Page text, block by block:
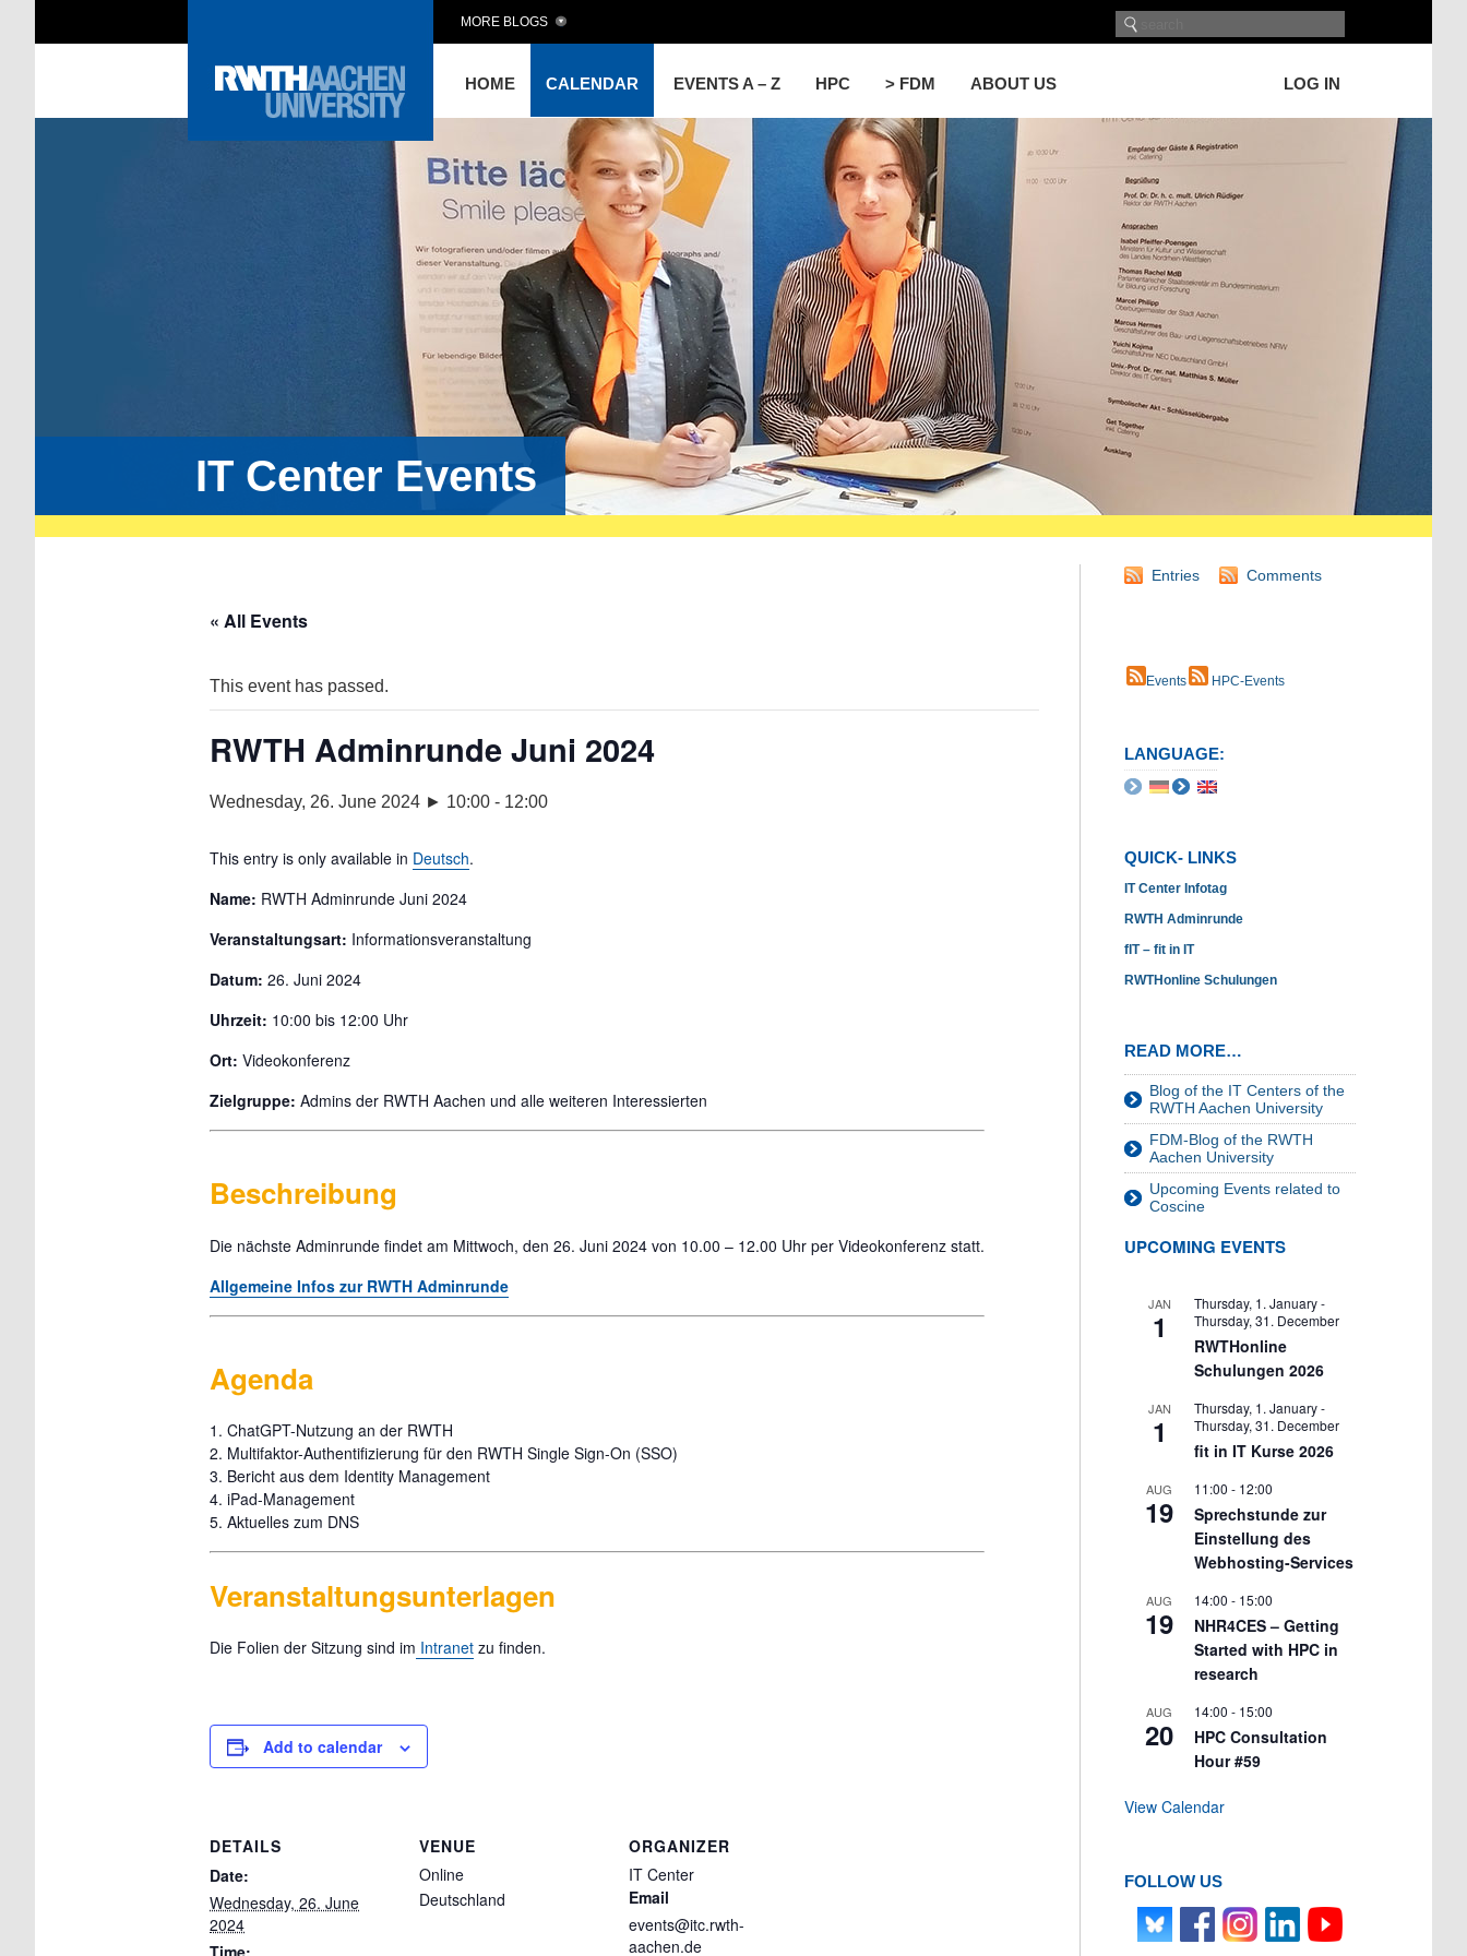
HOME CALENDAR EVENTS A – Z HPC > FDM ABOUT US LOG IN
MORE BLOGS
IT Center Events
« All Events
This event has passed.
RWTH Adminrunde Juni 2024
Wednesday, 26. June 2024 ► 10:00 - 12:00
This entry is only available in Deutsch.
Name: RWTH Adminrunde Juni 2024
Veranstaltungsart: Informationsveranstaltung
Datum: 26. Juni 2024
Uhrzeit: 10:00 bis 12:00 Uhr
Ort: Videokonferenz
Zielgruppe: Admins der RWTH Aachen und alle weiteren Interessierten
Beschreibung
Die nächste Adminrunde findet am Mittwoch, den 26. Juni 2024 von 10.00 – 12.00 Uhr per Videokonferenz statt.
Allgemeine Infos zur RWTH Adminrunde
Agenda
1. ChatGPT-Nutzung an der RWTH
2. Multifaktor-Authentifizierung für den RWTH Single Sign-On (SSO)
3. Bericht aus dem Identity Management
4. iPad-Management
5. Aktuelles zum DNS
Veranstaltungsunterlagen
Die Folien der Sitzung sind im Intranet zu finden.
Add to calendar
DETAILS
Date:
Wednesday, 26. June
2024
Time:
VENUE
Online
Deutschland
ORGANIZER
IT Center
Email
events@itc.rwth-
aachen.de
Entries Comments
Events HPC-Events
LANGUAGE:
QUICK- LINKS
IT Center Infotag
RWTH Adminrunde
fIT – fit in IT
RWTHonline Schulungen
READ MORE…
Blog of the IT Centers of the
RWTH Aachen University
FDM-Blog of the RWTH
Aachen University
Upcoming Events related to
Coscine
UPCOMING EVENTS
JAN
1
Thursday, 1. January-
Thursday, 31. December
RWTHonline
Schulungen 2026
JAN
1
Thursday, 1. January-
Thursday, 31. December
fit in IT Kurse 2026
AUG
19
11:00 - 12:00
Sprechstunde zur
Einstellung des
Webhosting-Services
AUG
19
14:00 - 15:00
NHR4CES – Getting
Started with HPC in
research
AUG
20
14:00 - 15:00
HPC Consultation
Hour #59
View Calendar
FOLLOW US